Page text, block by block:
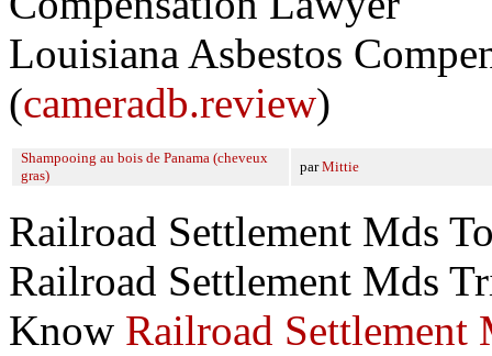
Louisiana Asbestos
(cameradb.review)
Shampooing au bois de Panama (cheveux
gras)
parMittie
Railroad Settlement Mds
Railroad Settlement Mds
Know Railroad Settlement